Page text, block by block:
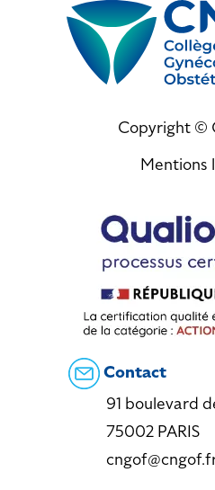
Copyright ©
Mentions
Contact
91 boulevard
75002 PARIS